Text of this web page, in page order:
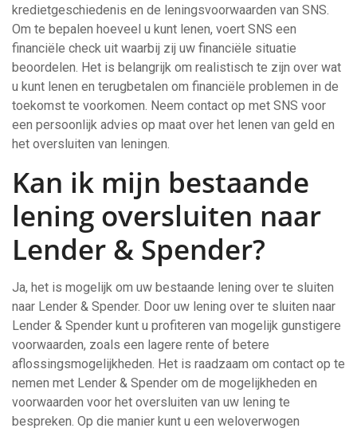
kredietgeschiedenis en de leningsvoorwaarden van SNS.
Om te bepalen hoeveel u kunt lenen, voert SNS een
financiële check uit waarbij zij uw financiële situatie
beoordelen. Het is belangrijk om realistisch te zijn over wat
u kunt lenen en terugbetalen om financiële problemen in de
toekomst te voorkomen. Neem contact op met SNS voor
een persoonlijk advies op maat over het lenen van geld en
het oversluiten van leningen.
Kan ik mijn bestaande
lening oversluiten naar
Lender & Spender?
Ja, het is mogelijk om uw bestaande lening over te sluiten
naar Lender & Spender. Door uw lening over te sluiten naar
Lender & Spender kunt u profiteren van mogelijk gunstigere
voorwaarden, zoals een lagere rente of betere
aflossingsmogelijkheden. Het is raadzaam om contact op te
nemen met Lender & Spender om de mogelijkheden en
voorwaarden voor het oversluiten van uw lening te
bespreken. Op die manier kunt u een weloverwogen